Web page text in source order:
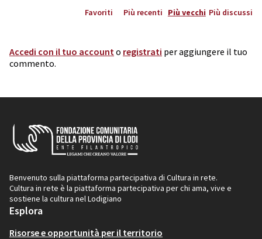
Favoriti Più recenti Più vecchi Più discussi
Accedi con il tuo account o registrati per aggiungere il tuo
commento.
Benvenuto sulla piattaforma partecipativa di Cultura in rete.
Cultura in rete è la piattaforma partecipativa per chi ama, vive e
sostiene la cultura nel Lodigiano
Esplora
Risorse e opportunità per il territorio